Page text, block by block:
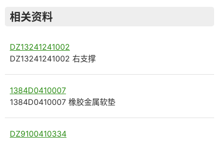
相关资料
DZ13241241002
DZ13241241002 右支撑
1384D0410007
1384D0410007 橡胶金属软垫
DZ9100410334